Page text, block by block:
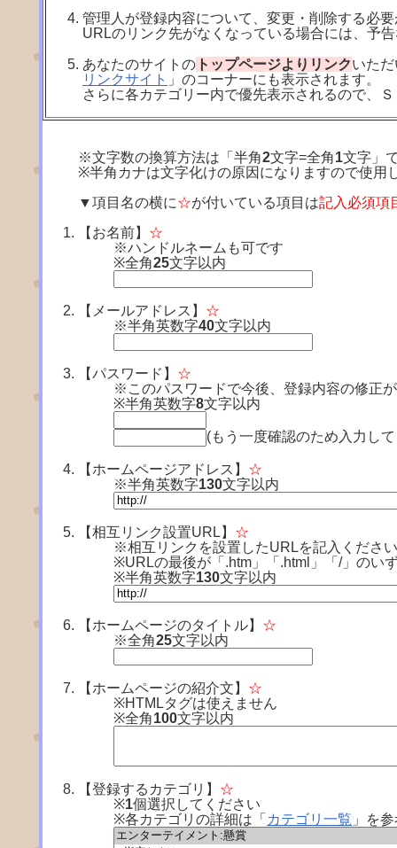
管理人が登録内容について、変更・削除する必
URLのリンク先がなくなっている場合には、予
あなたのサイトの トップページよりリンクいた
リンクサイト 」のコーナーにも表示されます。
さらに各カテゴリー内で優先表示されるので、
※文字数の換算方法は「半角2文字=全角1文字」
※半角カナは文字化けの原因になりますので使用
▼項目名の横に☆が付いている項目は記入必須項
【お名前】 ☆
※ハンドルネームも可です
※全角25文字以内
【メールアドレス】 ☆
※半角英数字40文字以内
【パスワード】 ☆
※このパスワードで今後、登録内容の修正
※半角英数字8文字以内
(もう一度確認のため入力し
【ホームページアドレス】 ☆
※半角英数字130文字以内
【相互リンク設置URL】 ☆
※相互リンクを設置したURLを記入くださ
※URLの最後が「.htm」「.html」「/」のい
※半角英数字130文字以内
【ホームページのタイトル】 ☆
※全角25文字以内
【ホームページの紹介文】 ☆
※HTMLタグは使えません
※全角100文字以内
【登録するカテゴリ】 ☆
※1個選択してください
※各カテゴリの詳細は「 カテゴリ一覧 」を